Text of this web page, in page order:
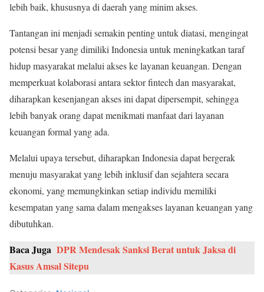
lebih baik, khususnya di daerah yang minim akses.
Tantangan ini menjadi semakin penting untuk diatasi, mengingat
potensi besar yang dimiliki Indonesia untuk meningkatkan taraf
hidup masyarakat melalui akses ke layanan keuangan. Dengan
memperkuat kolaborasi antara sektor fintech dan masyarakat,
diharapkan kesenjangan akses ini dapat dipersempit, sehingga
lebih banyak orang dapat menikmati manfaat dari layanan
keuangan formal yang ada.
Melalui upaya tersebut, diharapkan Indonesia dapat bergerak
menuju masyarakat yang lebih inklusif dan sejahtera secara
ekonomi, yang memungkinkan setiap individu memiliki
kesempatan yang sama dalam mengakses layanan keuangan yang
dibutuhkan.
Baca Juga DPR Mendesak Sanksi Berat untuk Jaksa di
Kasus Amsal Sitepu